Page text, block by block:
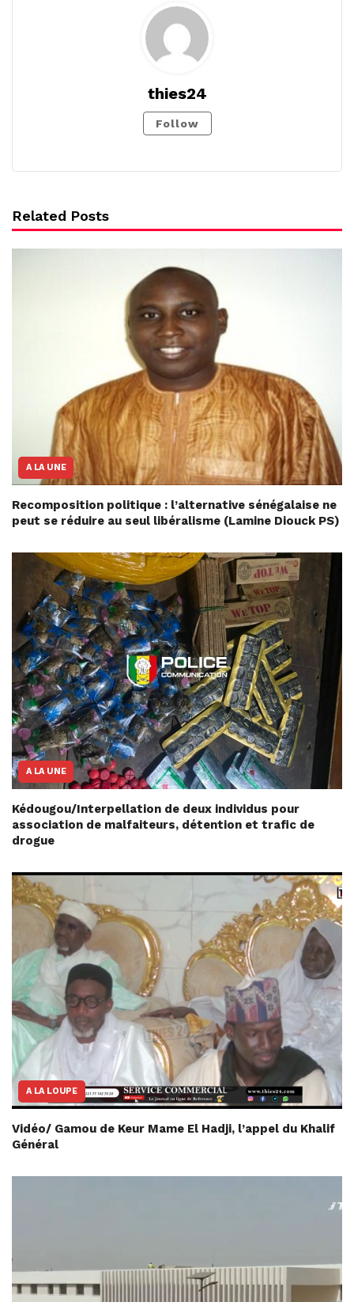
thies24
Follow
Related Posts
A LA UNE
Recomposition politique : l’alternative sénégalaise ne
peut se réduire au seul libéralisme (Lamine Diouck PS)
A LA UNE
Kédougou/Interpellation de deux individus pour
association de malfaiteurs, détention et trafic de
drogue
A LA LOUPE
Vidéo/ Gamou de Keur Mame El Hadji, l’appel du Khalif
Général